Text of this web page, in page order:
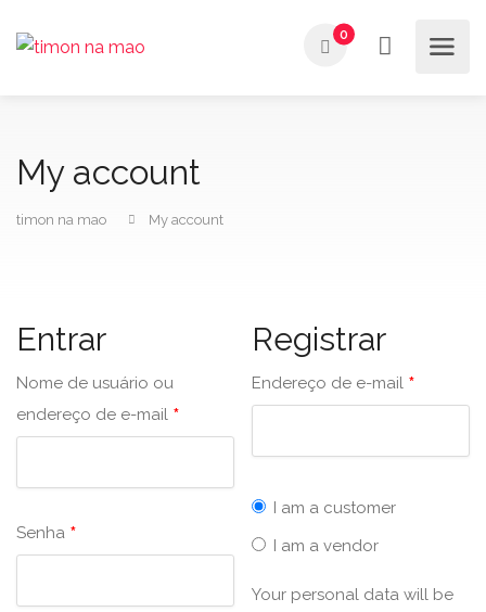
0
My account
timon na mao My account
Entrar
Nome de usuário ou
endereço de e-mail *
Senha *
Registrar
Endereço de e-mail *
I am a customer
I am a vendor
Your personal data will be